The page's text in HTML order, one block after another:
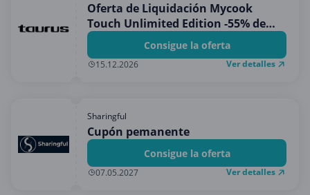
Oferta de Liquidación Mycook
Touch Unlimited Edition -55% de
dto.
Consigue la oferta
15.12.2026 Ver detalles
Sharingful
Cupón pemanente
Consigue la oferta
07.05.2027 Ver detalles